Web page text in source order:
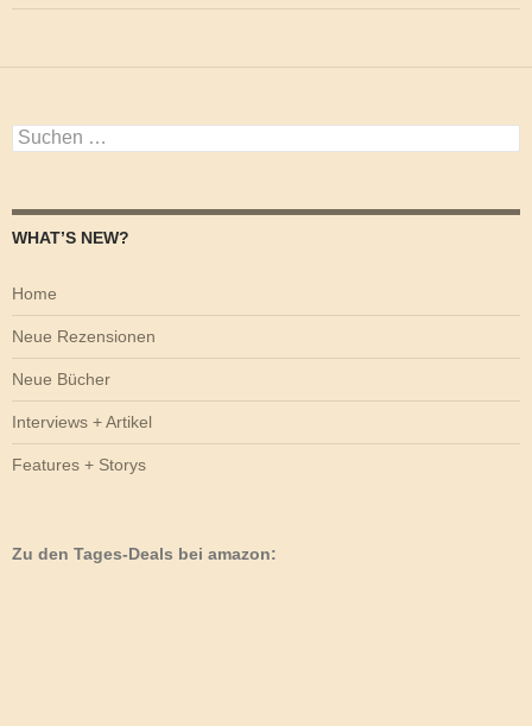
Suchen
nach:
WHAT’S NEW?
Home
Neue Rezensionen
Neue Bücher
Interviews + Artikel
Features + Storys
Zu den Tages-Deals bei amazon: